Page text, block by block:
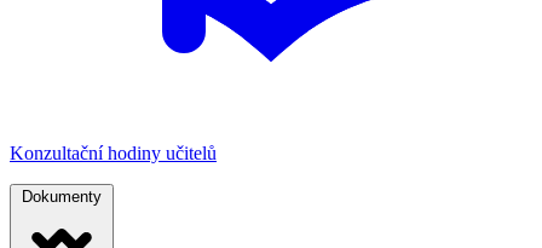
Konzultační hodiny učitelů
Dokumenty